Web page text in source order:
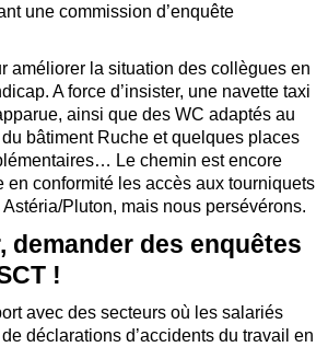
une commission d’enquête
améliorer la situation des collègues en
A force d’insister, une navette taxi
ainsi que des WC adaptés au
bâtiment Ruche et quelques places
Le chemin est encore
en conformité les accès aux tourniquets
Pluton, mais nous persévérons.
demander des enquêtes
!
avec des secteurs où les salariés
déclarations d’accidents du travail en